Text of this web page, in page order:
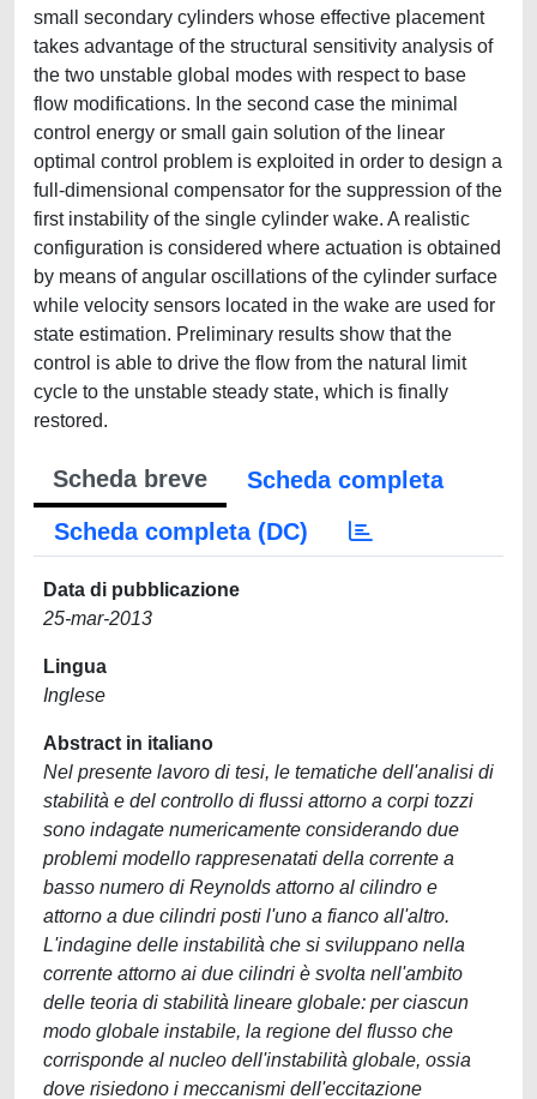
small secondary cylinders whose effective placement
takes advantage of the structural sensitivity analysis of
the two unstable global modes with respect to base
flow modifications. In the second case the minimal
control energy or small gain solution of the linear
optimal control problem is exploited in order to design a
full-dimensional compensator for the suppression of the
first instability of the single cylinder wake. A realistic
configuration is considered where actuation is obtained
by means of angular oscillations of the cylinder surface
while velocity sensors located in the wake are used for
state estimation. Preliminary results show that the
control is able to drive the flow from the natural limit
cycle to the unstable steady state, which is finally
restored.
Scheda breve
Scheda completa
Scheda completa (DC)
Data di pubblicazione
25-mar-2013
Lingua
Inglese
Abstract in italiano
Nel presente lavoro di tesi, le tematiche dell'analisi di
stabilità e del controllo di flussi attorno a corpi tozzi
sono indagate numericamente considerando due
problemi modello rappresenatati della corrente a
basso numero di Reynolds attorno al cilindro e
attorno a due cilindri posti l'uno a fianco all'altro.
L'indagine delle instabilità che si sviluppano nella
corrente attorno ai due cilindri è svolta nell'ambito
delle teoria di stabilità lineare globale: per ciascun
modo globale instabile, la regione del flusso che
corrisponde al nucleo dell'instabilità globale, ossia
dove risiedono i meccanismi dell'eccitazione